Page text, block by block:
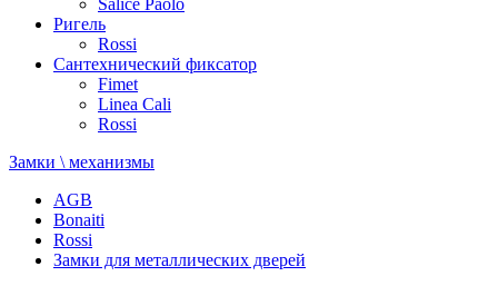
Ригель
Rossi
Сантехнический фиксатор
Fimet
Linea Cali
Rossi
Замки \ механизмы
AGB
Bonaiti
Rossi
Замки для металлических дверей